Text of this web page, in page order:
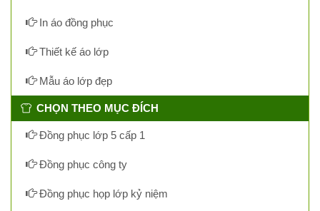
In áo đồng phục
Thiết kế áo lớp
Mẫu áo lớp đẹp
CHỌN THEO MỤC ĐÍCH
Đồng phục lớp 5 cấp 1
Đồng phục công ty
Đồng phục họp lớp kỷ niệm